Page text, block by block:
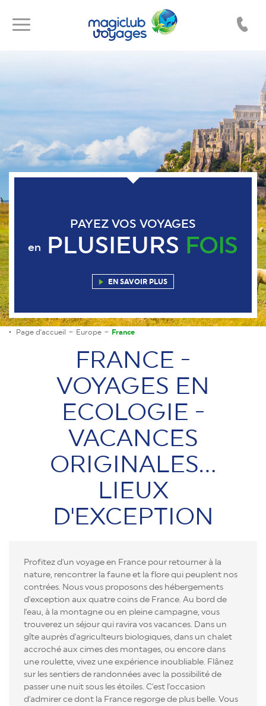
Toggle
Toggle
navigation
PAYEZ VOS VOYAGES
en PLUSIEURS FOIS
EN SAVOIR PLUS
Page d'accueil Europe France
FRANCE -
VOYAGES EN
ECOLOGIE -
VACANCES
ORIGINALES...
LIEUX
D'EXCEPTION
Profitez d'un voyage en France pour retourner à la
nature, rencontrer la faune et la flore qui peuplent nos
contrées. Nous vous proposons des hébergements
d'exception aux quatre coins de France. Au bord de
l'eau, à la montagne ou en pleine campagne, vous
trouverez un séjour qui ravira vos vacances. Dans un
gîte auprès d'agriculteurs biologiques, dans un chalet
accroché aux cimes des montages, ou encore dans
une roulette, vivez une expérience inoubliable. Flânez
sur les sentiers de randonnées avec la possibilité de
passer une nuit sous les étoiles. C'est l'occasion
d'admirer ce dont la France regorge de plus belle. Vous